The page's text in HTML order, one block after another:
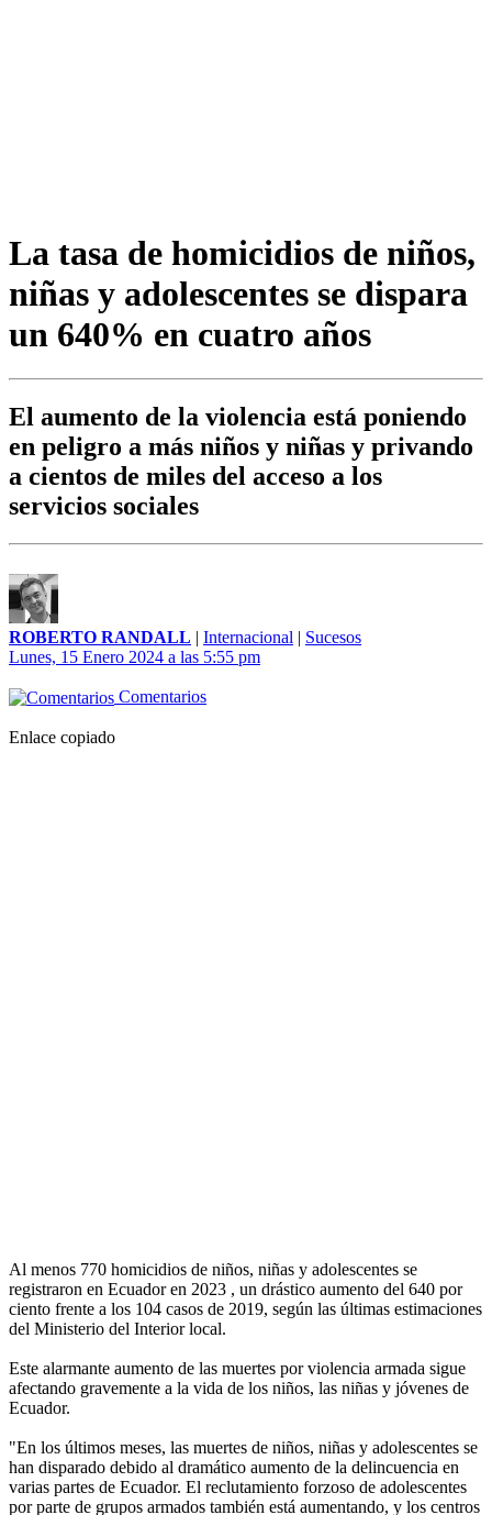
La tasa de homicidios de niños,
niñas y adolescentes se dispara
un 640% en cuatro años
El aumento de la violencia está poniendo
en peligro a más niños y niñas y privando
a cientos de miles del acceso a los
servicios sociales
ROBERTO RANDALL | Internacional | Sucesos
Lunes, 15 Enero 2024 a las 5:55 pm
Comentarios
Enlace copiado
Al menos 770 homicidios de niños, niñas y adolescentes se
registraron en Ecuador en 2023 , un drástico aumento del 640 por
ciento frente a los 104 casos de 2019, según las últimas estimaciones
del Ministerio del Interior local.
Este alarmante aumento de las muertes por violencia armada sigue
afectando gravemente a la vida de los niños, las niñas y jóvenes de
Ecuador.
"En los últimos meses, las muertes de niños, niñas y adolescentes se
han disparado debido al dramático aumento de la delincuencia en
varias partes de Ecuador. El reclutamiento forzoso de adolescentes
por parte de grupos armados también está aumentando, y los centros